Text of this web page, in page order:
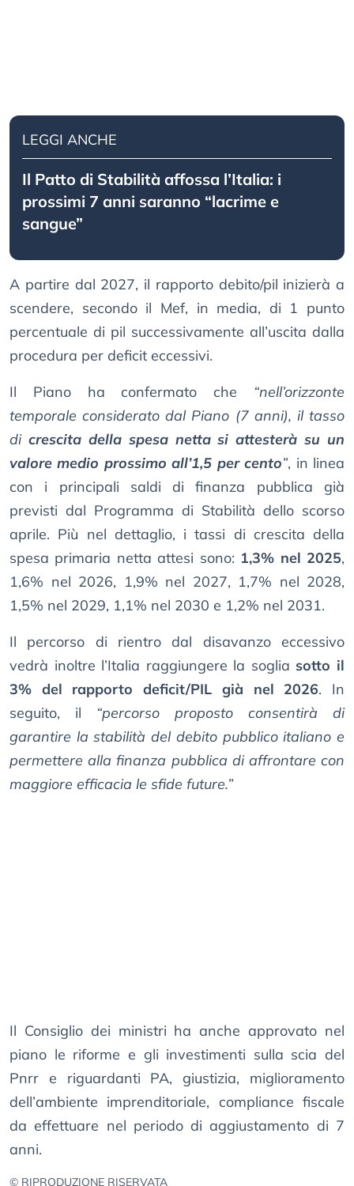
LEGGI ANCHE
Il Patto di Stabilità affossa l’Italia: i
prossimi 7 anni saranno “lacrime e
sangue”
A partire dal 2027, il rapporto debito/pil inizierà a
scendere, secondo il Mef, in media, di 1 punto
percentuale di pil successivamente all’uscita dalla
procedura per deficit eccessivi.
Il Piano ha confermato che “nell’orizzonte
temporale considerato dal Piano (7 anni), il tasso
di crescita della spesa netta si attesterà su un
valore medio prossimo all’1,5 per cento”, in linea
con i principali saldi di finanza pubblica già
previsti dal Programma di Stabilità dello scorso
aprile. Più nel dettaglio, i tassi di crescita della
spesa primaria netta attesi sono: 1,3% nel 2025,
1,6% nel 2026, 1,9% nel 2027, 1,7% nel 2028,
1,5% nel 2029, 1,1% nel 2030 e 1,2% nel 2031.
Il percorso di rientro dal disavanzo eccessivo
vedrà inoltre l’Italia raggiungere la soglia sotto il
3% del rapporto deficit/PIL già nel 2026. In
seguito, il “percorso proposto consentirà di
garantire la stabilità del debito pubblico italiano e
permettere alla finanza pubblica di affrontare con
maggiore efficacia le sfide future.”
Il Consiglio dei ministri ha anche approvato nel
piano le riforme e gli investimenti sulla scia del
Pnrr e riguardanti PA, giustizia, miglioramento
dell’ambiente imprenditoriale, compliance fiscale
da effettuare nel periodo di aggiustamento di 7
anni.
© RIPRODUZIONE RISERVATA